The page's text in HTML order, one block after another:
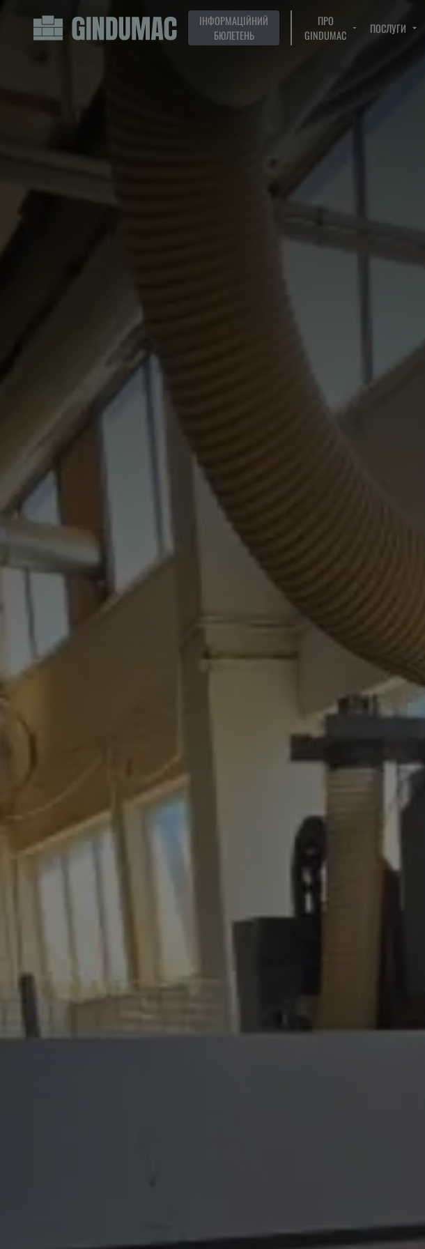
ІНФОРМАЦІЙНИЙ
БЮЛЕТЕНЬ
ПРО
GINDUMAC
ПОСЛУГИ